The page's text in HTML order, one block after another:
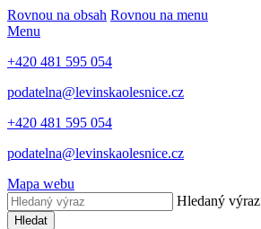
Rovnou na obsah Rovnou na menu
Menu
+420 481 595 054
podatelna@levinskaolesnice.cz
+420 481 595 054
podatelna@levinskaolesnice.cz
Mapa webu
Hledaný výraz
Hledat